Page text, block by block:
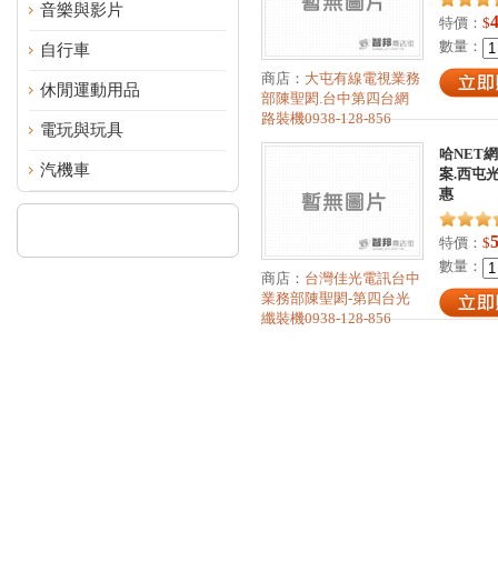
音樂與影片
自行車
休閒運動用品
電玩與玩具
汽機車
商店： 大屯有線電視業務
部陳聖閎.台中第四台網
路裝機0938-128-856
特價： $
數量：
商店： 台灣佳光電訊台中
業務部陳聖閎-第四台光
纖裝機0938-128-856
哈NET
案.西屯
惠
特價： $
數量：